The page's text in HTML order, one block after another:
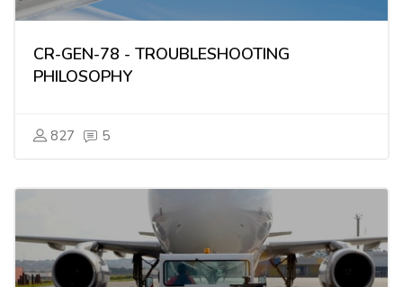
CR-GEN-78 - TROUBLESHOOTING
PHILOSOPHY
827 5